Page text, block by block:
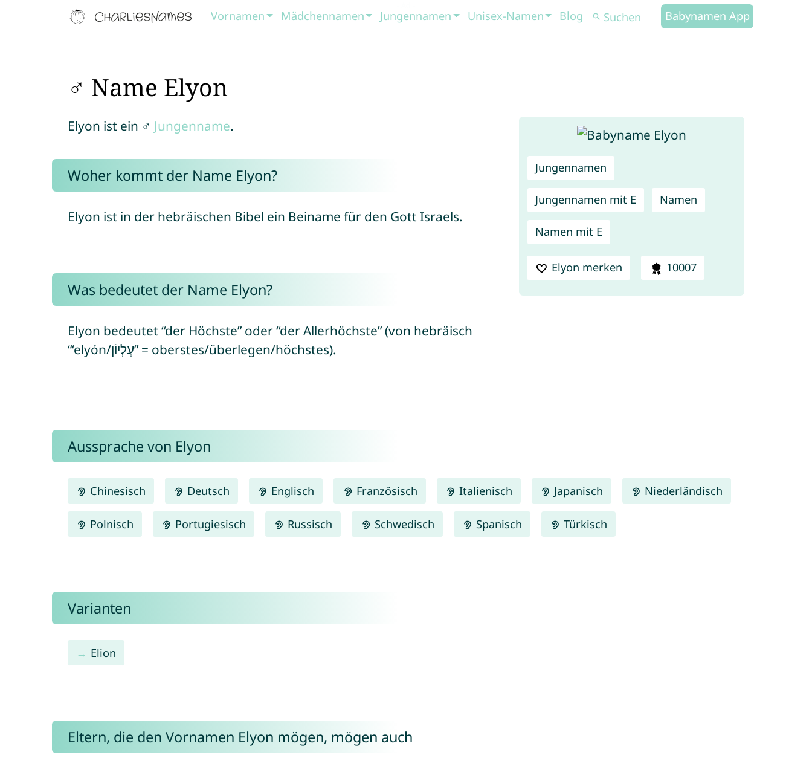
Vornamen Mädchennamen Jungennamen Unisex-Namen Blog Babynamen App
♂ Name Elyon
Jungennamen
Jungennamen mit E Namen
Namen mit E
Elyon merken 10007
Elyon ist ein ♂ Jungenname.
Woher kommt der Name Elyon?
Elyon ist in der hebräischen Bibel ein Beiname für den Gott Israels.
Was bedeutet der Name Elyon?
Elyon bedeutet “der Höchste” oder “der Allerhöchste” (von hebräisch
“‘elyón/עֶלְיוֹן” = oberstes/überlegen/höchstes).
Aussprache von Elyon
Chinesisch Deutsch Englisch Französisch Italienisch Japanisch Niederländisch
Polnisch Portugiesisch Russisch Schwedisch Spanisch Türkisch
Varianten
Elion
Eltern, die den Vornamen Elyon mögen, mögen auch